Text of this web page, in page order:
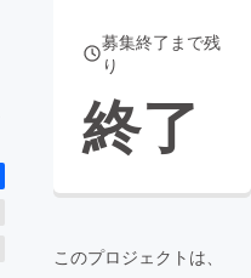
募集終了まで残
り
終了
このプロジェクトは、